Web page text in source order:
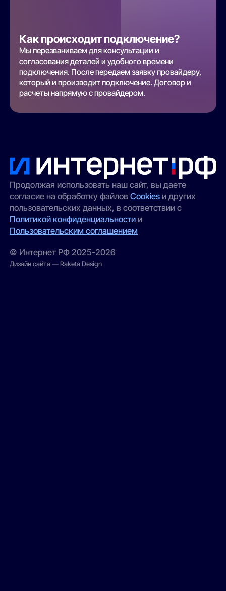
Как происходит подключение?
Мы перезваниваем для консультации и
согласования деталей и удобного времени
подключения. После передаем заявку провайдеру,
который и производит подключение. Договор и
расчеты напрямую с провайдером.
Продолжая использовать наш сайт, вы даете
согласие на обработку файловCookies и других
пользовательских данных, в соответствии с
Политикой конфиденциальности и
Пользовательским соглашением
© Интернет РФ 2025-2026
Дизайн сайта — Raketa Design